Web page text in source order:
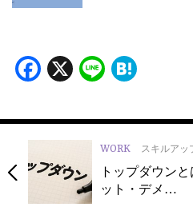
Facebook
X Line
WORK スキルアッ
トップダウン
ット・デメ…